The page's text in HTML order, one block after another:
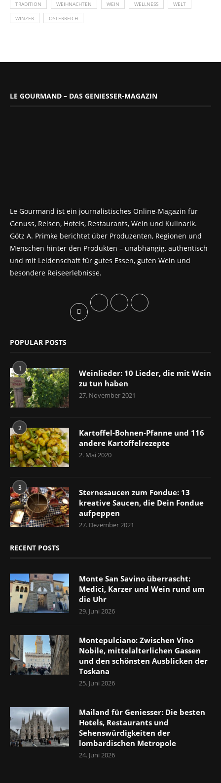
TRADITION WEIHNACHTEN WEIN WELLNESS WELT
WINZER ÖSTERREICH
LE GOURMAND – DAS GENIESSER-MAGAZIN
Le Gourmand ist ein journalistisches Online-Magazin für
Genuss, Reisen, Hotels, Restaurants, Wein und Kulinarik.
Götz A. Primke berichtet über Produzenten, Regionen und
Menschen hinter den Produkten – unabhängig, authentisch
und mit Leidenschaft für gutes Essen, guten Wein und
besondere Reiseerlebnisse.
POPULAR POSTS
1
Weinlieder: 10 Lieder, die mit Wein
zu tun haben
27. November 2021
2
Kartoffel-Bohnen-Pfanne und 116
andere Kartoffelrezepte
2. Mai 2020
3
Sternesaucen zum Fondue: 13
kreative Saucen, die Dein Fondue
aufpeppen
27. Dezember 2021
RECENT POSTS
Monte San Savino überrascht:
Medici, Karzer und Wein rund um
die Uhr
29. Juni 2026
Montepulciano: Zwischen Vino
Nobile, mittelalterlichen Gassen
und den schönsten Ausblicken der
Toskana
25. Juni 2026
Mailand für Geniesser: Die besten
Hotels, Restaurants und
Sehenswürdigkeiten der
lombardischen Metropole
24. Juni 2026